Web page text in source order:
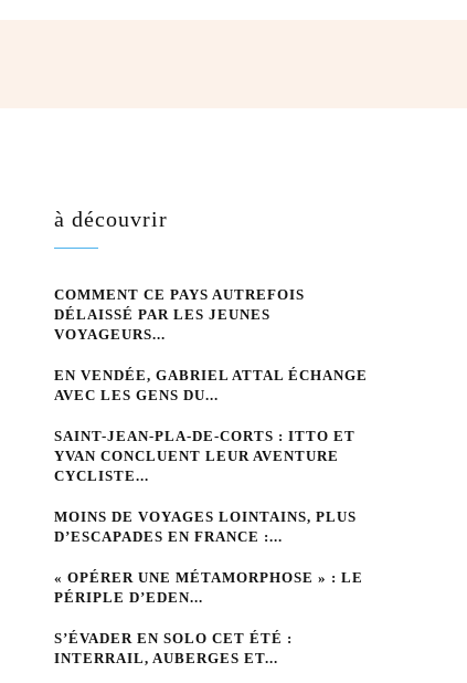
à découvrir
COMMENT CE PAYS AUTREFOIS
DÉLAISSÉ PAR LES JEUNES
VOYAGEURS...
EN VENDÉE, GABRIEL ATTAL ÉCHANGE
AVEC LES GENS DU...
SAINT-JEAN-PLA-DE-CORTS : ITTO ET
YVAN CONCLUENT LEUR AVENTURE
CYCLISTE...
MOINS DE VOYAGES LOINTAINS, PLUS
D’ESCAPADES EN FRANCE :...
« OPÉRER UNE MÉTAMORPHOSE » : LE
PÉRIPLE D’EDEN...
S’ÉVADER EN SOLO CET ÉTÉ :
INTERRAIL, AUBERGES ET...